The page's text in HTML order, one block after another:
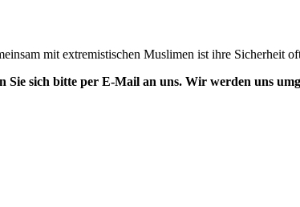
mit extremistischen Muslimen ist ihre Sicherheit
sich bitte per E-Mail an uns. Wir werden uns